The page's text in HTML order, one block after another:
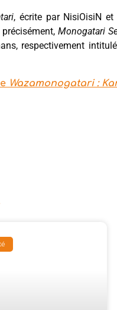
, écrite par NisiOisiN
Monogatari
respectivement
Wazamonogatari :